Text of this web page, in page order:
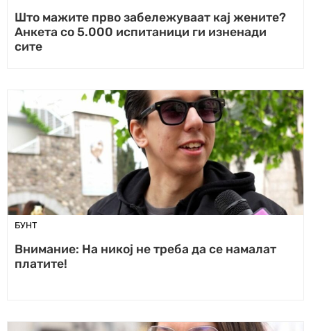
Што мажите прво забележуваат кај жените?
Анкета со 5.000 испитаници ги изненади
сите
БУНТ
Внимание: На никој не треба да се намалат
платите!